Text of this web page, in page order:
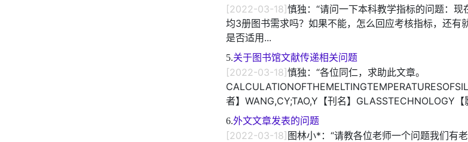
[2022-03-18]慎独：“请问一下本科教学指标的问题：现
均3册图书需求吗？如果不能，怎么回应考核指标，还有
是否适用...
5.关于图书馆文献传递相关问题
[2022-03-18]慎独：“各位同仁，求助此文章。
者】WANG,CY;TAO,Y【刊名】GLASSTECHNOLOGY
6.外文文章发表的问题
[2022-03-18]图林小*：“请教各位老师一个问题我们有